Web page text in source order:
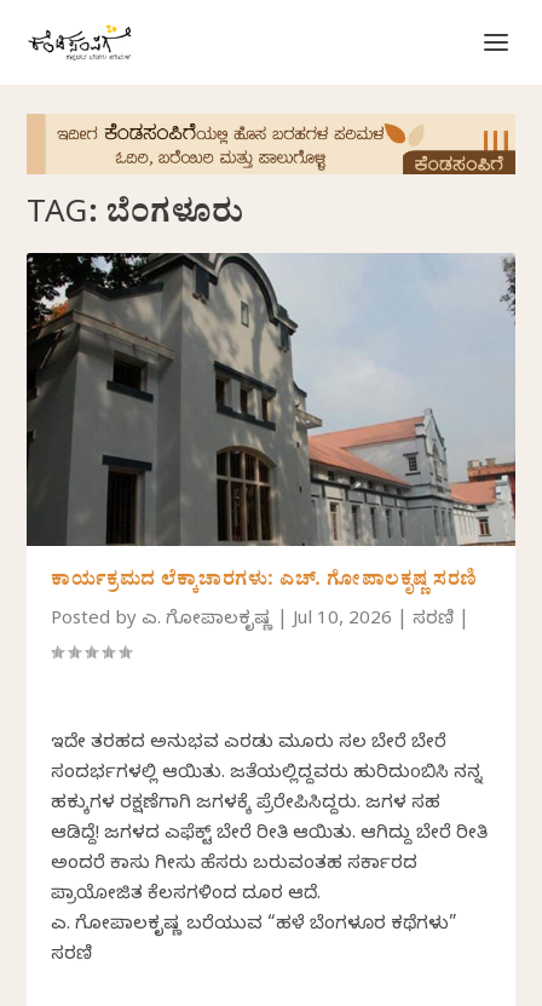
TAG: ಬೆಂಗಳೂರು
ಕಾರ್ಯಕ್ರಮದ ಲೆಕ್ಕಾಚಾರಗಳು: ಎಚ್. ಗೋಪಾಲಕೃಷ್ಣ ಸರಣಿ
Posted byಎಚ್. ಗೋಪಾಲಕೃಷ್ಣ|Jul 10, 2026 |ಸರಣಿ
ಇದೇ ತರಹದ ಅನುಭವ ಎರಡು ಮೂರು ಸಲ ಬೇರೆ ಬೇರೆ
ಸಂದರ್ಭಗಳಲ್ಲಿ ಆಯಿತು. ಜತೆಯಲ್ಲಿದ್ದವರು ಹುರಿದುoಬಿಸಿ ನನ್ನ
ಹಕ್ಕುಗಳ ರಕ್ಷಣೆಗಾಗಿ ಜಗಳಕ್ಕೆ ಪ್ರೆರೇಪಿಸಿದ್ದರು. ಜಗಳ ಸಹ
ಆಡಿದ್ದೆ! ಜಗಳದ ಎಫೆಕ್ಟ್ ಬೇರೆ ರೀತಿ ಆಯಿತು. ಆಗಿದ್ದು ಬೇರೆ ರೀತಿ
ಅಂದರೆ ಕಾಸು ಗೀಸು ಹೆಸರು ಬರುವಂತಹ ಸರ್ಕಾರದ
ಪ್ರಾಯೋಜಿತ ಕೆಲಸಗಳಿಂದ ದೂರ ಆದೆ.
ಎಚ್. ಗೋಪಾಲಕೃಷ್ಣ ಬರೆಯುವ “ಹಳೆ ಬೆಂಗಳೂರ ಕಥೆಗಳು”
ಸರಣಿ